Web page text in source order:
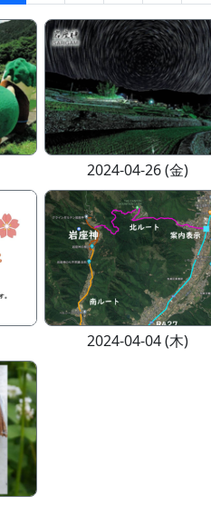
2024-04-26 (金)
2024-04-04 (木)